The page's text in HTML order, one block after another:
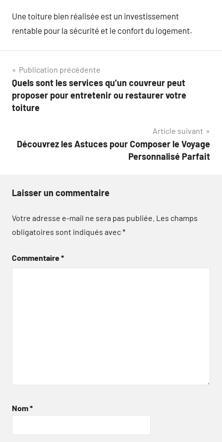
Une toiture bien réalisée est un investissement
rentable pour la sécurité et le confort du logement.
Navigation
de
l’article
Publication précédente
Quels sont les services qu’un couvreur peut
proposer pour entretenir ou restaurer votre
toiture
Article suivant
Découvrez les Astuces pour Composer le Voyage
Personnalisé Parfait
Laisser un commentaire
Votre adresse e-mail ne sera pas publiée. Les champs
obligatoires sont indiqués avec*
Commentaire*
Nom*